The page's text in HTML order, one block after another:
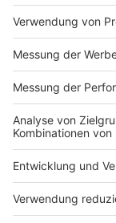
oder die
beispielsweise
betont